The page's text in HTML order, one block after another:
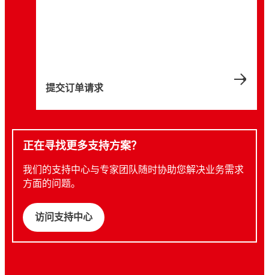
提交订单请求
正在寻找更多支持方案？
我们的支持中心与专家团队随时协助您解决业务需求
方面的问题。
访问支持中心